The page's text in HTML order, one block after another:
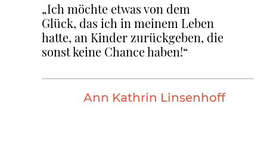
„Ich möchte etwas von dem
Glück, das ich in meinem Leben
hatte, an Kinder zurückgeben, die
sonst keine Chance haben!“
Ann Kathrin Linsenhoff